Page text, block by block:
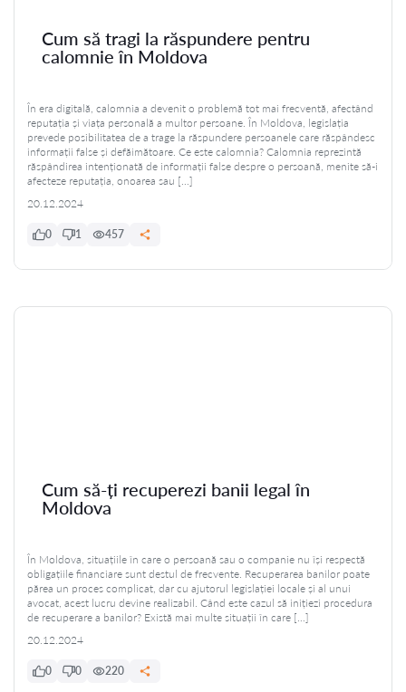
Cum să tragi la răspundere pentru
calomnie în Moldova
În era digitală, calomnia a devenit o problemă tot mai frecventă, afectând
reputația și viața personală a multor persoane. În Moldova, legislația
prevede posibilitatea de a trage la răspundere persoanele care răspândesc
informații false și defăimătoare. Ce este calomnia? Calomnia reprezintă
răspândirea intenționată de informații false despre o persoană, menite să-i
afecteze reputația, onoarea sau […]
20.12.2024
0 1 457
Cum să-ți recuperezi banii legal în
Moldova
În Moldova, situațiile în care o persoană sau o companie nu își respectă
obligațiile financiare sunt destul de frecvente. Recuperarea banilor poate
părea un proces complicat, dar cu ajutorul legislației locale și al unui
avocat, acest lucru devine realizabil. Când este cazul să inițiezi procedura
de recuperare a banilor? Există mai multe situații în care […]
20.12.2024
0 0 220